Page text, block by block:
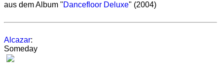
aus dem Album "Dancefloor Deluxe" (2004)
Alcazar:
Someday